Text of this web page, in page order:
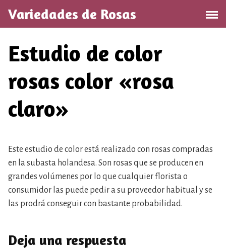
contenido
Variedades de Rosas
Estudio de color
rosas color «rosa
claro»
Este estudio de color está realizado con rosas compradas
en la subasta holandesa. Son rosas que se producen en
grandes volúmenes por lo que cualquier florista o
consumidor las puede pedir a su proveedor habitual y se
las prodrá conseguir con bastante probabilidad.
Deja una respuesta